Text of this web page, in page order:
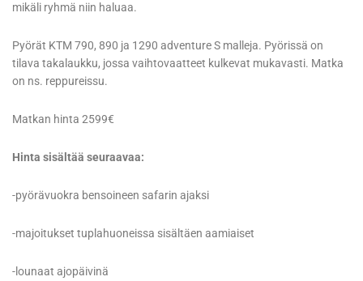
mikäli ryhmä niin haluaa.
Pyörät KTM 790, 890 ja 1290 adventure S malleja. Pyörissä on
tilava takalaukku, jossa vaihtovaatteet kulkevat mukavasti. Matka
on ns. reppureissu.
Matkan hinta 2599€
Hinta sisältää seuraavaa:
-pyörävuokra bensoineen safarin ajaksi
-majoitukset tuplahuoneissa sisältäen aamiaiset
-lounaat ajopäivinä